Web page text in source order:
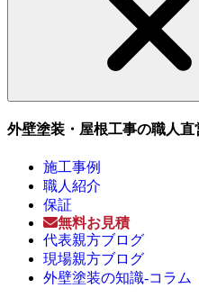
外壁塗装・屋根工事の職人
施工事例
職人紹介
保証
無料お見積
代表親方ブログ
現場親方ブログ
外壁塗装の知識-コラム